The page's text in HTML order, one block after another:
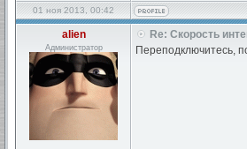
01 ноя 2013, 00:42
alien
Администратор
Re: Скорость
Переподключитесь,